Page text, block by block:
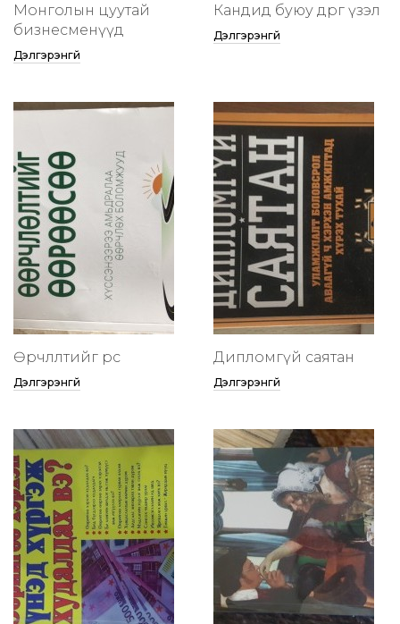
Монголын цуутай
бизнесменүүд
Дэлгэрэнгүй
Кандид буюу өөдрөг үзэл
Дэлгэрэнгүй
Өөрчлөлтийг өөрөөсөө
Дэлгэрэнгүй
Дипломгүй саятан
Дэлгэрэнгүй